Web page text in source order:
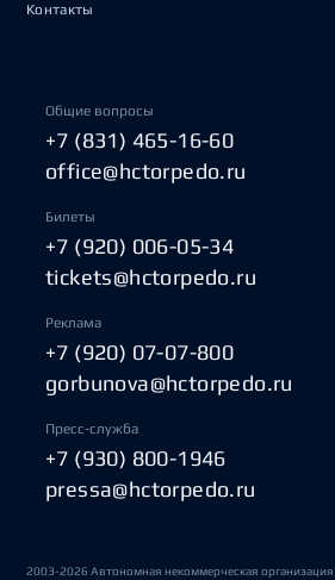
Контакты
Общие вопросы
+7 (831) 465-16-60
office@hctorpedo.ru
Билеты
+7 (920) 006-05-34
tickets@hctorpedo.ru
Реклама
+7 (920) 07-07-800
gorbunova@hctorpedo.ru
Пресс-служба
+7 (930) 800-1946
pressa@hctorpedo.ru
2003-2026 Автономная некоммерческая организация